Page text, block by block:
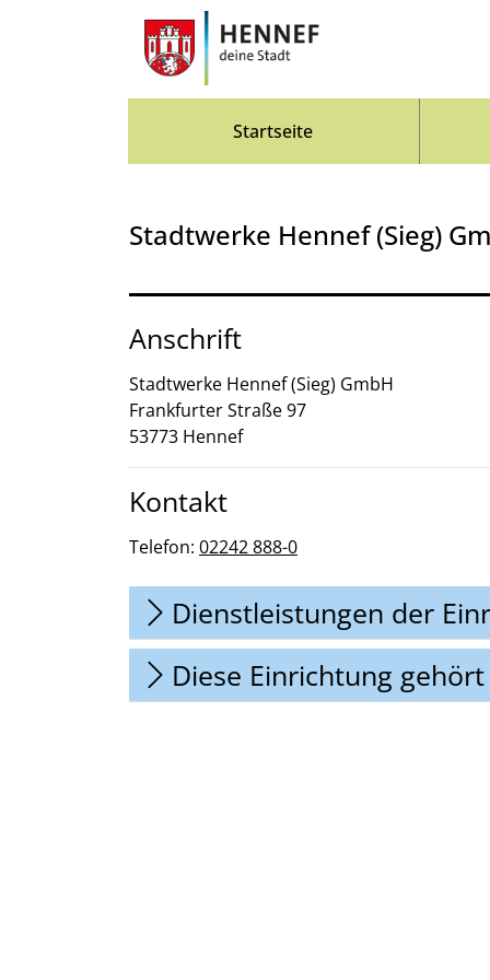
Zum Hauptinhalt springen
Startseite
Stadtwerke Hennef (Sieg)
Anschrift
Stadtwerke Hennef (Sieg) GmbH
Frankfurter Straße97
53773 Hennef
Kontakt
Telefon: 02242 888-0
Dienstleistungen der
Diese Einrichtung